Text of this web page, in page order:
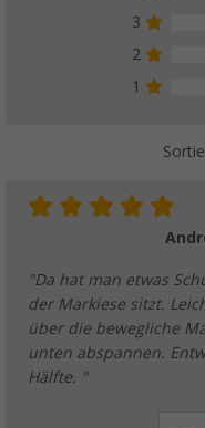
3
2
1
"Da hat man etwas
der Markiese sitzt.
über die bewegliche
unten abspannen.
Hälfte. "